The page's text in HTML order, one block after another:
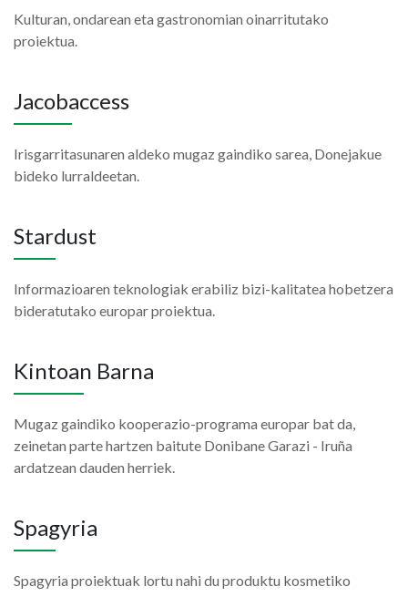
Kulturan, ondarean eta gastronomian oinarritutako
proiektua.
Jacobaccess
Irisgarritasunaren aldeko mugaz gaindiko sarea, Donejakue
bideko lurraldeetan.
Stardust
Informazioaren teknologiak erabiliz bizi-kalitatea hobetzera
bideratutako europar proiektua.
Kintoan Barna
Mugaz gaindiko kooperazio-programa europar bat da,
zeinetan parte hartzen baitute Donibane Garazi - Iruña
ardatzean dauden herriek.
Spagyria
Spagyria proiektuak lortu nahi du produktu kosmetiko